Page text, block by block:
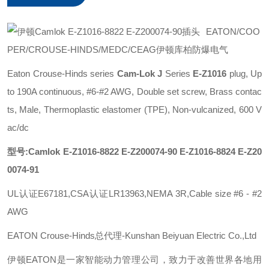
EATON/COO
PER/CROUSE-HINDS/MEDC/CEAG伊顿库柏防爆电气
Eaton Crouse-Hinds series Cam-Lok J Series E-Z1016 plug, Up
to 190A continuous, #6-#2 AWG, Double set screw, Brass contac
ts, Male, Thermoplastic elastomer (TPE), Non-vulcanized, 600 V
ac/dc
型号:Camlok E-Z1016-8822 E-Z200074-90 E-Z1016-8824 E-Z20
0074-91
UL认证E67181,CSA认证LR13963,NEMA 3R,Cable size #6 - #2
AWG
EATON Crouse-Hinds总代理-Kunshan Beiyuan Electric Co.,Ltd
伊顿EATON是一家智能动力管理公司，致力于改善世界各地用